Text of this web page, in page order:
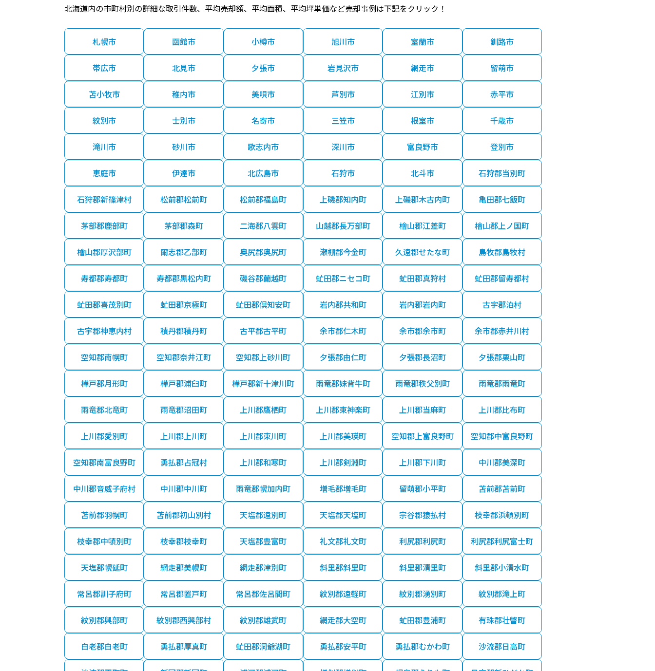
北海道内の市町村別の詳細な取引件数、平均売却額、平均面積、平均坪単価など売却事例は下記をクリック！
札幌市 函館市 小樽市 旭川市 室蘭市 釧路市
帯広市 北見市 夕張市 岩見沢市 網走市 留萌市
苫小牧市 稚内市 美唄市 芦別市 江別市 赤平市
紋別市 士別市 名寄市 三笠市 根室市 千歳市
滝川市 砂川市 歌志内市 深川市 富良野市 登別市
恵庭市 伊達市 北広島市 石狩市 北斗市 石狩郡当別町
石狩郡新篠津村 松前郡松前町 松前郡福島町 上磯郡知内町 上磯郡木古内町 亀田郡七飯町
茅部郡鹿部町 茅部郡森町 二海郡八雲町 山越郡長万部町 檜山郡江差町 檜山郡上ノ国町
檜山郡厚沢部町 爾志郡乙部町 奥尻郡奥尻町 瀬棚郡今金町 久遠郡せたな町 島牧郡島牧村
寿都郡寿都町 寿都郡黒松内町 磯谷郡蘭越町 虻田郡ニセコ町 虻田郡真狩村 虻田郡留寿都村
虻田郡喜茂別町 虻田郡京極町 虻田郡倶知安町 岩内郡共和町 岩内郡岩内町 古宇郡泊村
古宇郡神恵内村 積丹郡積丹町 古平郡古平町 余市郡仁木町 余市郡余市町 余市郡赤井川村
空知郡南幌町 空知郡奈井江町 空知郡上砂川町 夕張郡由仁町 夕張郡長沼町 夕張郡栗山町
樺戸郡月形町 樺戸郡浦臼町 樺戸郡新十津川町 雨竜郡妹背牛町 雨竜郡秩父別町 雨竜郡雨竜町
雨竜郡北竜町 雨竜郡沼田町 上川郡鷹栖町 上川郡東神楽町 上川郡当麻町 上川郡比布町
上川郡愛別町 上川郡上川町 上川郡東川町 上川郡美瑛町 空知郡上富良野町 空知郡中富良野町
空知郡南富良野町 勇払郡占冠村 上川郡和寒町 上川郡剣淵町 上川郡下川町 中川郡美深町
中川郡音威子府村 中川郡中川町 雨竜郡幌加内町 増毛郡増毛町 留萌郡小平町 苫前郡苫前町
苫前郡羽幌町 苫前郡初山別村 天塩郡遠別町 天塩郡天塩町 宗谷郡猿払村 枝幸郡浜頓別町
枝幸郡中頓別町 枝幸郡枝幸町 天塩郡豊富町 礼文郡礼文町 利尻郡利尻町 利尻郡利尻富士町
天塩郡幌延町 網走郡美幌町 網走郡津別町 斜里郡斜里町 斜里郡清里町 斜里郡小清水町
常呂郡訓子府町 常呂郡置戸町 常呂郡佐呂間町 紋別郡遠軽町 紋別郡湧別町 紋別郡滝上町
紋別郡興部町 紋別郡西興部村 紋別郡雄武町 網走郡大空町 虻田郡豊浦町 有珠郡壮瞥町
白老郡白老町 勇払郡厚真町 虻田郡洞爺湖町 勇払郡安平町 勇払郡むかわ町 沙流郡日高町